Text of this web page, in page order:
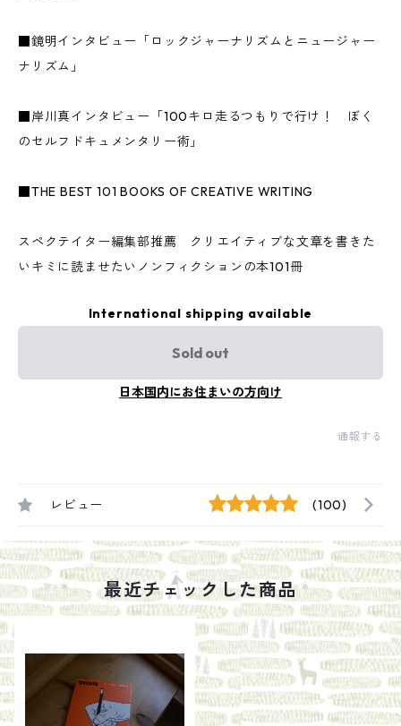
■鏡明インタビュー「ロックジャーナリズムとニュージャー
ナリズム」
■岸川真インタビュー「100キロ走るつもりで行け！ ぼく
のセルフドキュメンタリー術」
■THE BEST 101 BOOKS OF CREATIVE WRITING
スペクテイター編集部推薦 クリエイティブな文章を書きた
いキミに読ませたいノンフィクションの本101冊
International shipping available
Sold out
日本国内にお住まいの方向け
通報する
レビュー (100)
最近チェックした商品